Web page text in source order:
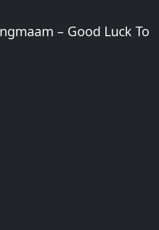
– Good Luck To